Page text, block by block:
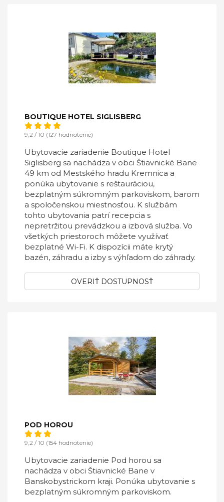
BOUTIQUE HOTEL SIGLISBERG
9,2 / 10 (127 hodnotenie)
Ubytovacie zariadenie Boutique Hotel
Siglisberg sa nachádza v obci Štiavnické Bane
49 km od Mestského hradu Kremnica a
ponúka ubytovanie s reštauráciou,
bezplatným súkromným parkoviskom, barom
a spoločenskou miestnosťou. K službám
tohto ubytovania patrí recepcia s
nepretržitou prevádzkou a izbová služba. Vo
všetkých priestoroch môžete využívať
bezplatné Wi-Fi. K dispozícii máte krytý
bazén, záhradu a izby s výhľadom do záhrady.
OVERIŤ DOSTUPNOSŤ
POD HOROU
9,2 / 10 (154 hodnotenie)
Ubytovacie zariadenie Pod horou sa
nachádza v obci Štiavnické Bane v
Banskobystrickom kraji. Ponúka ubytovanie s
bezplatným súkromným parkoviskom.